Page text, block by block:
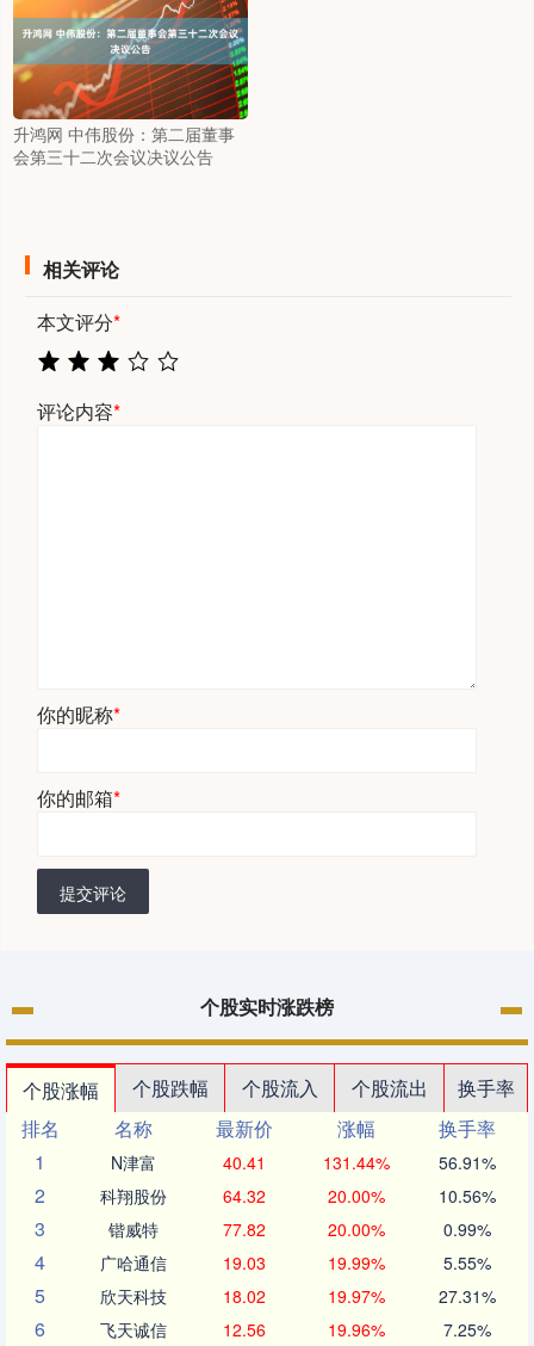
升鸿网 中伟股份：第二届董事
会第三十二次会议决议公告
相关评论
本文评分*
评论内容*
你的昵称*
你的邮箱*
提交评论
个股实时涨跌榜
个股涨幅 个股跌幅 个股流入 个股流出
换手率
排名
名称 最新价 涨幅
换手率
1
N津富 40.41 131.44% 56.91%
2 科翔股份 64.32 20.00% 10.56%
3 锴威特 77.82 20.00% 0.99%
4 广哈通信 19.03 19.99% 5.55%
5 欣天科技 18.02 19.97% 27.31%
6 飞天诚信 12.56 19.96% 7.25%